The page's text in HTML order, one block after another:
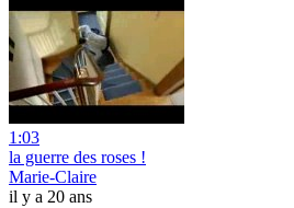
1:03
la guerre des roses !
Marie-Claire
il y a 20 ans